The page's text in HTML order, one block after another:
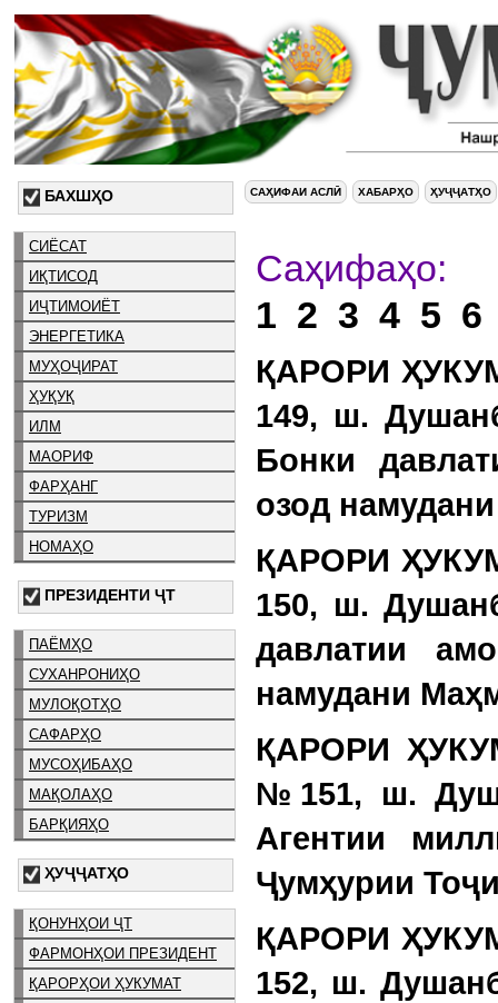
БАХШҲО
СИЁСАТ
ИҚТИСОД
ИҶТИМОИЁТ
ЭНЕРГЕТИКА
МУҲОҶИРАТ
ҲУҚУҚ
ИЛМ
МАОРИФ
ФАРҲАНГ
ТУРИЗМ
НОМАҲО
ПРЕЗИДЕНТИ ҶТ
ПАЁМҲО
СУХАНРОНИҲО
МУЛОҚОТҲО
САФАРҲО
МУСОҲИБАҲО
МАҚОЛАҲО
БАРҚИЯҲО
ҲУҶҶАТҲО
ҚОНУНҲОИ ҶТ
ФАРМОНҲОИ ПРЕЗИДЕНТ
ҚАРОРҲОИ ҲУКУМАТ
САҲИФАИ АСЛӢ ХАБАРҲО ҲУҶҶАТҲО
1 2 3 4 5 6
ҚАРОРИ
149, ш.
Бонки
озод
ҚАРОРИ
150, ш.
давлатии
намудани
ҚАРОРИ
№151, ш.
Агентии
Ҷумҳурии
ҚАРОРИ
152, ш.